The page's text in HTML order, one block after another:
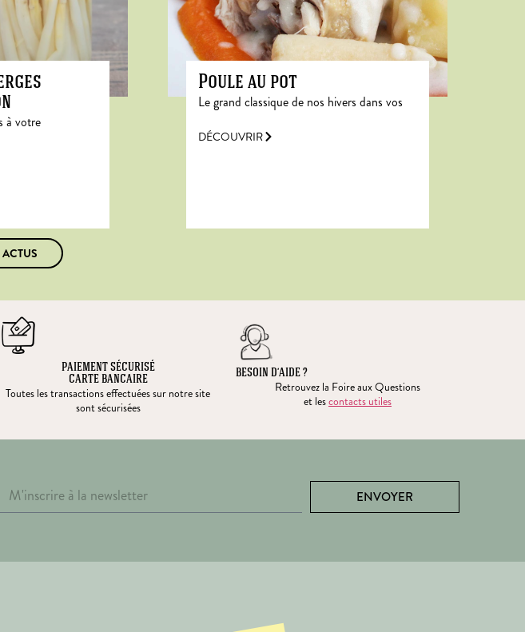
à votre
Poule au pot
Le grand classique de nos hivers dans vos
DÉCOUVRIR
PAIEMENT SÉCURISÉ
CARTE BANCAIRE
Toutes les transactions effectuées sur notre site
sont sécurisées
BESOIN D’AIDE ?
Retrouvez la Foire aux Questions
et lescontacts utiles
ENVOYER